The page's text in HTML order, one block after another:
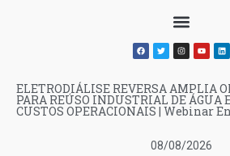
08/08/2026
ELETRODIÁLISE REVERSA AMPLIA
PARA REÚSO INDUSTRIAL DE ÁGUA
CUSTOS OPERACIONAIS | Webinar